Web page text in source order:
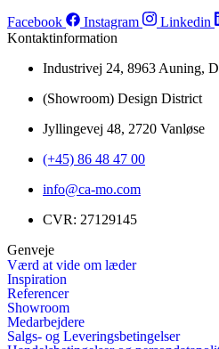
Facebook Instagram Linkedin
Kontaktinformation
Industrivej 24, 8963 Auning,
(Showroom) Design District
Jyllingevej 48, 2720 Vanløse
(+45) 86 48 47 00
info@ca-mo.com
CVR: 27129145
Genveje
Værd at vide om læder
Inspiration
Referencer
Showroom
Medarbejdere
Salgs- og Leveringsbetingelser